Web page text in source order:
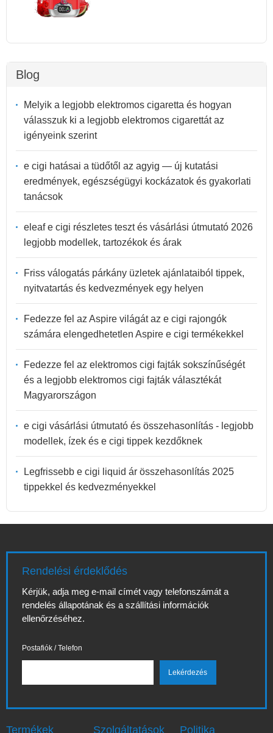
Blog
Melyik a legjobb elektromos cigaretta és hogyan
válasszuk ki a legjobb elektromos cigarettát az
igényeink szerint
e cigi hatásai a tüdőtől az agyig — új kutatási
eredmények, egészségügyi kockázatok és gyakorlati
tanácsok
eleaf e cigi részletes teszt és vásárlási útmutató 2026
legjobb modellek, tartozékok és árak
Friss válogatás párkány üzletek ajánlataiból tippek,
nyitvatartás és kedvezmények egy helyen
Fedezze fel az Aspire világát az e cigi rajongók
számára elengedhetetlen Aspire e cigi termékekkel
Fedezze fel az elektromos cigi fajták sokszínűségét
és a legjobb elektromos cigi fajták választékát
Magyarországon
e cigi vásárlási útmutató és összehasonlítás - legjobb
modellek, ízek és e cigi tippek kezdőknek
Legfrissebb e cigi liquid ár összehasonlítás 2025
tippekkel és kedvezményekkel
Rendelési érdeklődés
Kérjük, adja meg e-mail címét vagy telefonszámát a
rendelés állapotának és a szállítási információk
ellenőrzéséhez.
Postafiók / Telefon
Termékek Szolgáltatások Politika